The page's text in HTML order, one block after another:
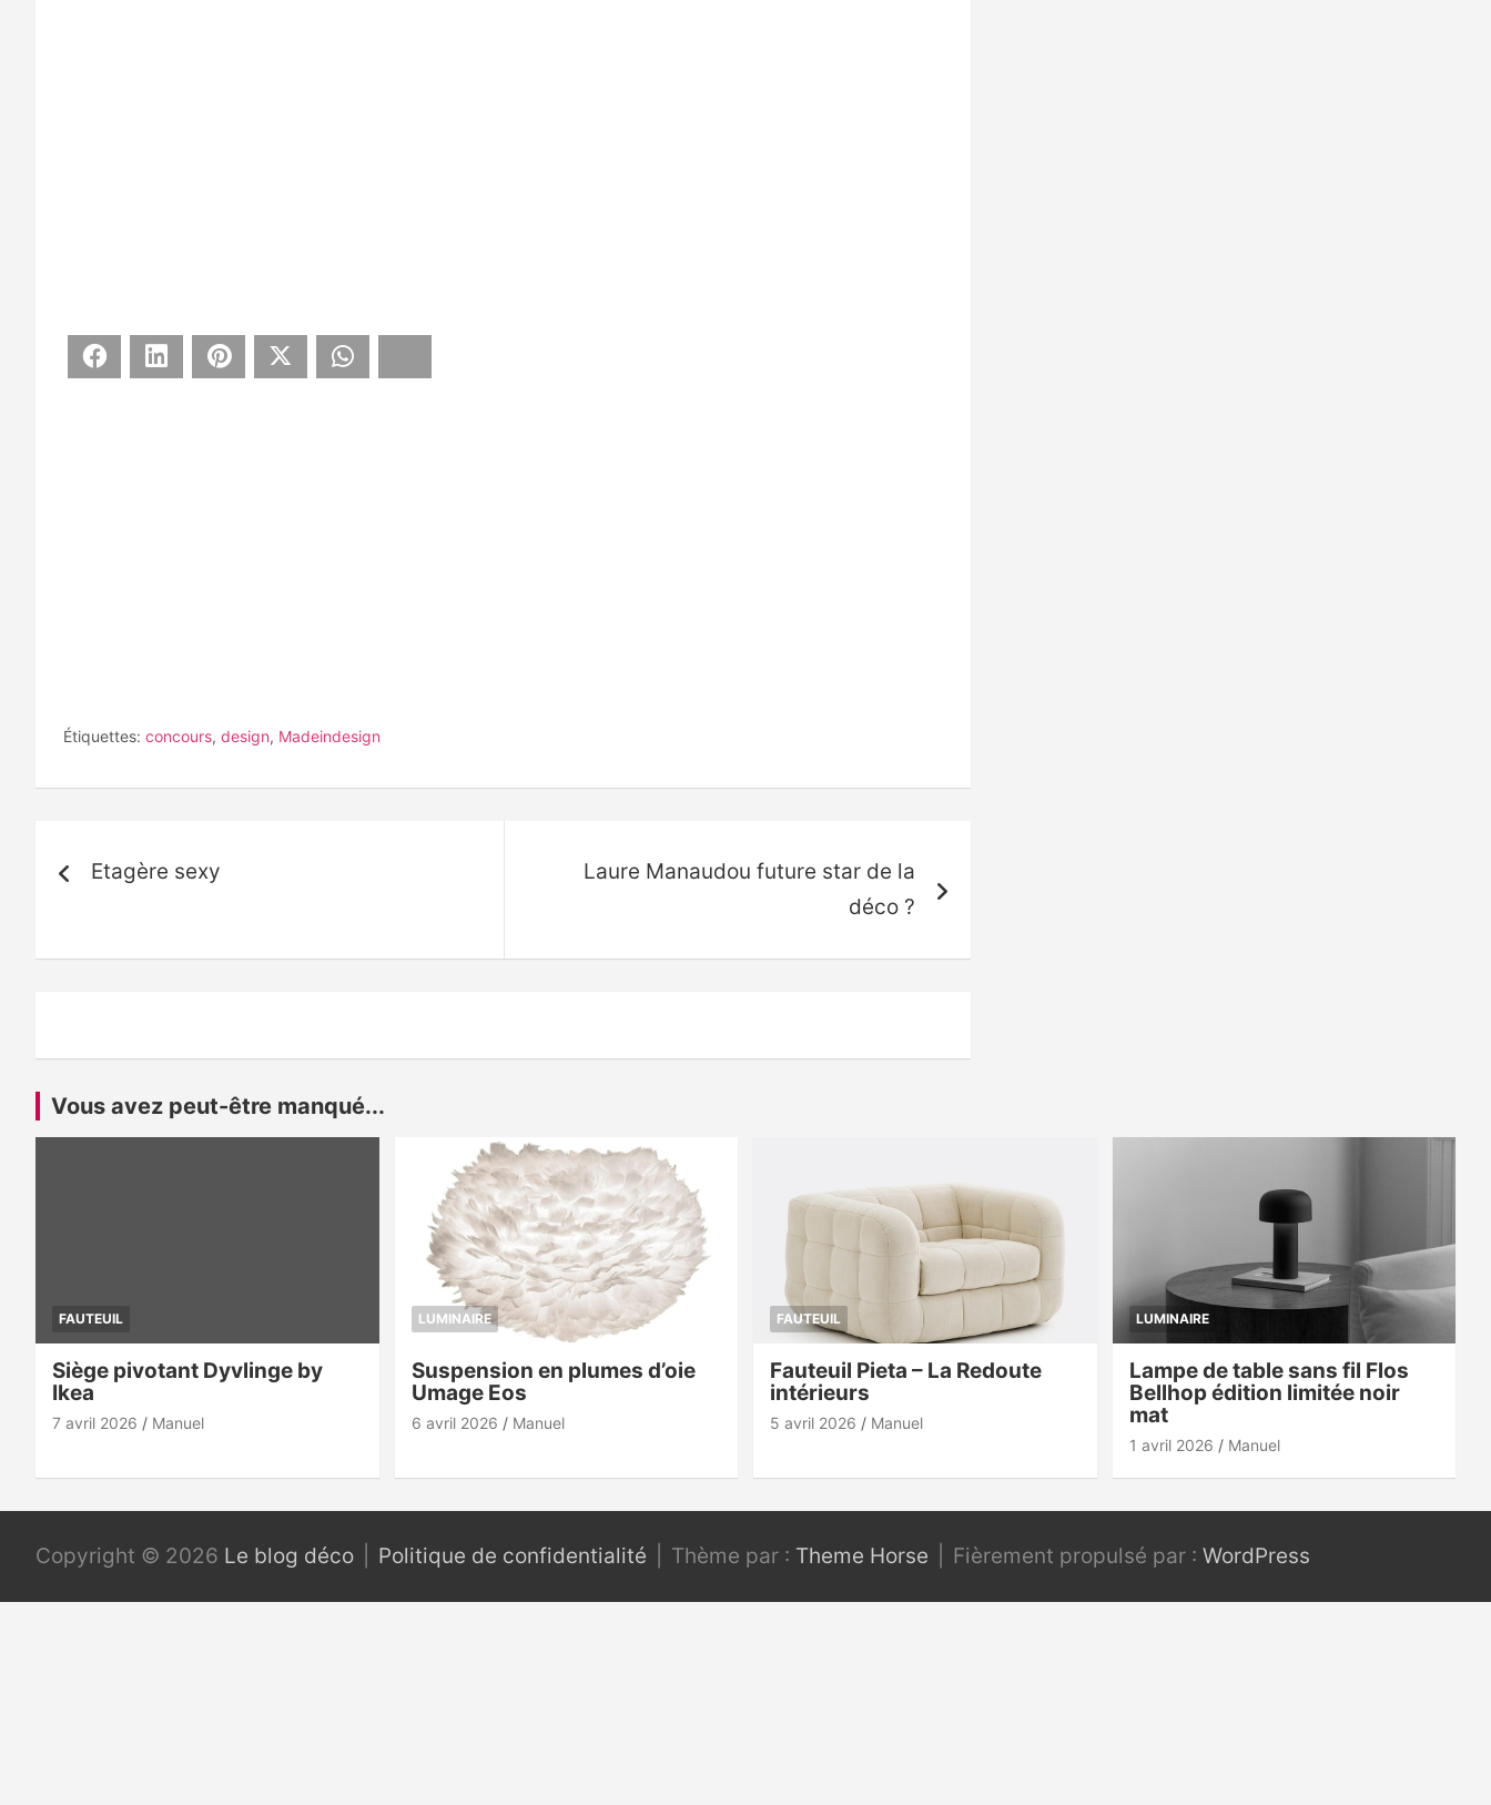
Facebook LinkedIn Pinterest
Étiquettes: concours, design, Madeindesign
de
Etagère sexy
Laure Manaudou future star de la
déco ?
Vous avez peut-être manqué...
FAUTEUIL
Siège pivotant Dyvlinge by
Ikea
7 avril 2026 Manuel
LUMINAIRE
Suspension en plumes d’oie
Umage Eos
6 avril 2026 Manuel
FAUTEUIL
Fauteuil Pieta – La Redoute
intérieurs
5 avril 2026 Manuel
LUMINAIRE
Lampe de table sans fil Flos
Bellhop édition limitée noir
mat
1 avril 2026 Manuel
Copyright © 2026 Le blog déco Politique de confidentialité Thème par : Theme Horse Fièrement propulsé par : WordPress